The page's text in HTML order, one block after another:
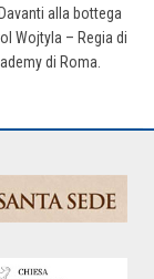
alla bottega
Wojtyla – Regia di
di Roma.